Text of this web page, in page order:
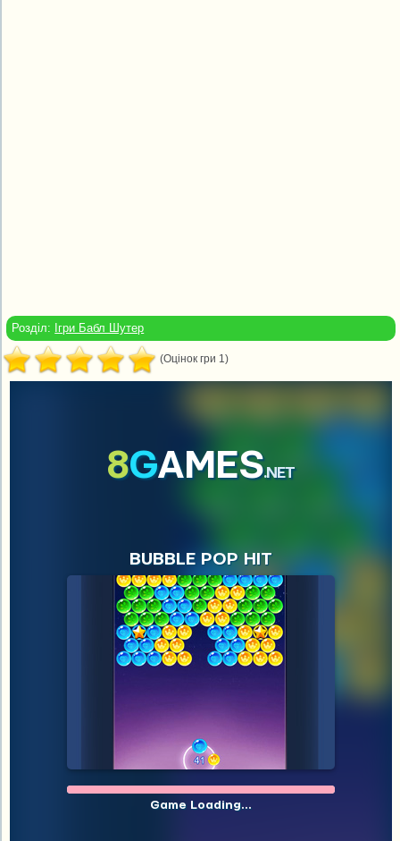
Розділ: Ігри Бабл Шутер
(Оцінок гри 1)